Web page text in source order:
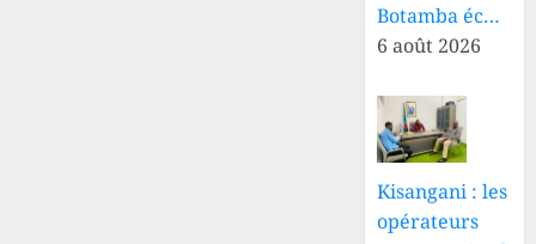
Botamba éc…
6 août 2026
Kisangani : les
opérateurs